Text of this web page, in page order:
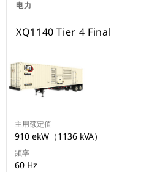
电力
XQ1140 Tier 4 Final
主用额定值
910 ekW（1136 kVA）
频率
60 Hz